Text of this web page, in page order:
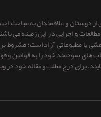
دوستان و علاقمندان به مباحث
مطالعات و اجرایی در این زمینه
یا مطبوعاتی آزاد است؛
سودمند خود را به قوانین و
برای درج مطلب و مقاله خود در